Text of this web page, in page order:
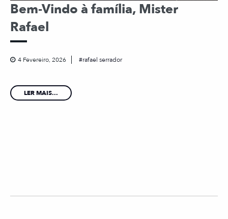
Bem-Vindo à família, Mister
Rafael
4 Fevereiro, 2026 rafael serrador
LER MAIS...